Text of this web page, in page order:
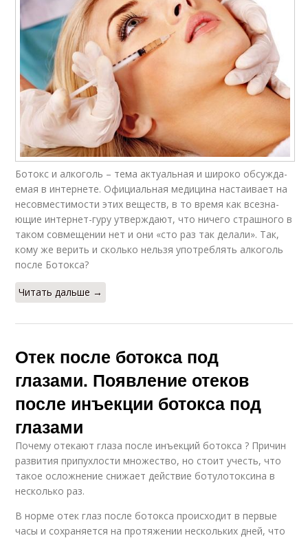
Ботокс и алкоголь – тема ак­ту­аль­ная и широко обсуж­да­
емая в ин­тернете. Официальная меди­ци­на настаивает на
несов­мес­ти­мос­ти этих веществ, в то время как все­зна­
ющие интернет-гуру утвер­жда­ют, что ничего страшно­го в
таком совмещении нет и они «сто раз так делали». Так,
кому же верить и сколько нельзя употреблять ал­коголь
после Ботокса?
Читать дальше →
Отек после ботокса под
глазами. Появление отеков
после инъекции ботокса под
глазами
Почему отекают глаза после инъекций ботокса ? Причин
развития припухлости множество, но стоит учесть, что
такое осложнение снижает действие ботулотоксина в
несколько раз.
В норме отек глаз после ботокса происходит в первые
часы и сохраняется на протяжении нескольких дней, что